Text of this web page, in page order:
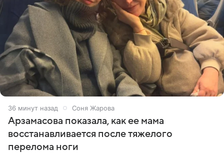
36 минут назад Соня Жарова
Арзамасова показала, как ее мама
восстанавливается после тяжелого
перелома ноги